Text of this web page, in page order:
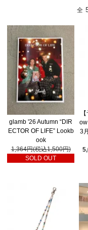
全
glamb '26 Autumn “DIR
ECTOR OF LIFE” Lookb
ook
1,364円(税込1,500円)
SOLD OUT
3